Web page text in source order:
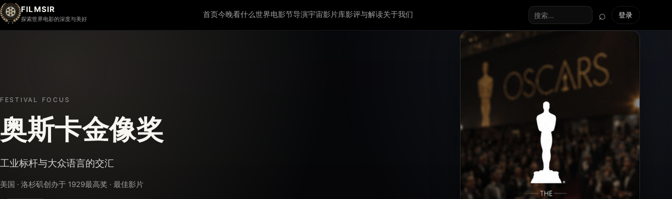
FILMSIR
探索世界电影的深度与美好 首页今晚看什么世界电影节导演宇宙影片库影评与解读关于我们
搜索全站
⌕ 登录
FESTIVAL FOCUS
奥斯卡金像奖
工业标杆与大众语言的交汇
美国 · 洛杉矶创办于 1929最高奖 · 最佳影片